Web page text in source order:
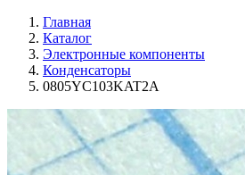
Главная
Каталог
Электронные компоненты
Конденсаторы
0805YC103KAT2A